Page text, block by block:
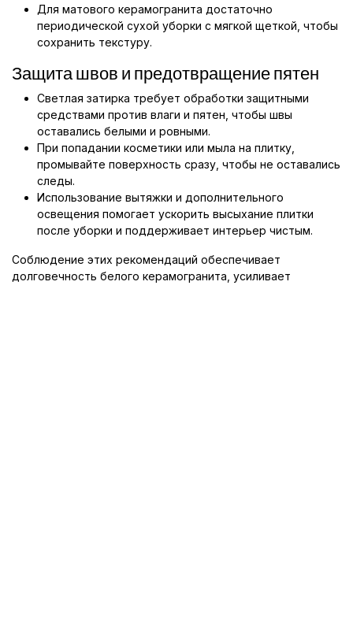
Для матового керамогранита достаточно
периодической сухой уборки с мягкой щеткой, чтобы
сохранить текстуру.
Защита швов и предотвращение пятен
Светлая затирка требует обработки защитными
средствами против влаги и пятен, чтобы швы
оставались белыми и ровными.
При попадании косметики или мыла на плитку,
промывайте поверхность сразу, чтобы не оставались
следы.
Использование вытяжки и дополнительного
освещения помогает ускорить высыхание плитки
после уборки и поддерживает интерьер чистым.
Соблюдение этих рекомендаций обеспечивает
долговечность белого керамогранита, усиливает